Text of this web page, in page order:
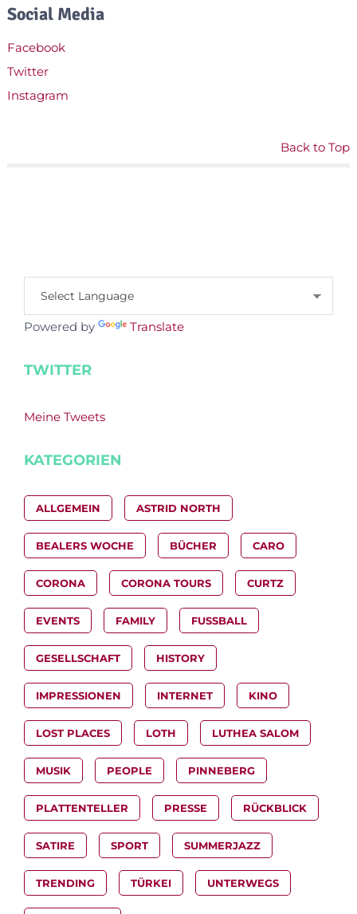
Social Media
Facebook
Twitter
Instagram
Back to Top
Powered by Translate
TWITTER
Meine Tweets
KATEGORIEN
ALLGEMEIN ASTRID NORTH
BEALERS WOCHE BÜCHER CARO
CORONA CORONA TOURS CURTZ
EVENTS FAMILY FUSSBALL
GESELLSCHAFT HISTORY
IMPRESSIONEN INTERNET KINO
LOST PLACES LOTH LUTHEA SALOM
MUSIK PEOPLE PINNEBERG
PLATTENTELLER PRESSE RÜCKBLICK
SATIRE SPORT SUMMERJAZZ
TRENDING TÜRKEI UNTERWEGS